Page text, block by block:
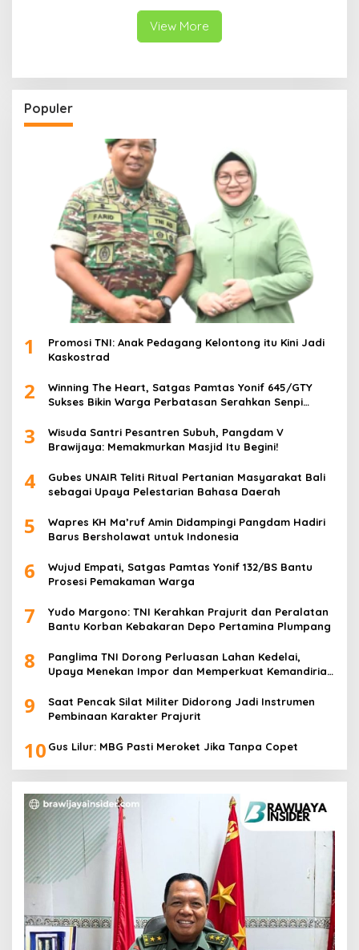
View More
Populer
1
Promosi TNI: Anak Pedagang Kelontong itu Kini Jadi
Kaskostrad
2
Winning The Heart, Satgas Pamtas Yonif 645/GTY
Sukses Bikin Warga Perbatasan Serahkan Senpi
3
Wisuda Santri Pesantren Subuh, Pangdam V
Brawijaya: Memakmurkan Masjid Itu Begini!
4
Gubes UNAIR Teliti Ritual Pertanian Masyarakat Bali
sebagai Upaya Pelestarian Bahasa Daerah
5
Wapres KH Ma’ruf Amin Didampingi Pangdam Hadiri
Barus Bersholawat untuk Indonesia
6
Wujud Empati, Satgas Pamtas Yonif 132/BS Bantu
Prosesi Pemakaman Warga
7
Yudo Margono: TNI Kerahkan Prajurit dan Peralatan
Bantu Korban Kebakaran Depo Pertamina Plumpang
8
Panglima TNI Dorong Perluasan Lahan Kedelai,
Upaya Menekan Impor dan Memperkuat Kemandirian
9
Saat Pencak Silat Militer Didorong Jadi Instrumen
Pembinaan Karakter Prajurit
10 Gus Lilur: MBG Pasti Meroket Jika Tanpa Copet